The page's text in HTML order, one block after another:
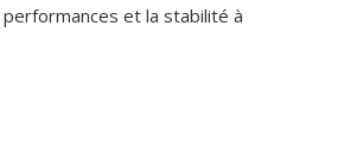
et la stabilité à